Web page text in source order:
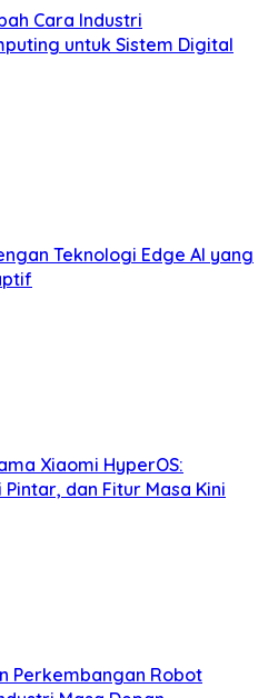
Cara Industri
untuk Sistem Digital
Teknologi Edge AI yang
Xiaomi HyperOS:
dan Fitur Masa Kini
Perkembangan Robot